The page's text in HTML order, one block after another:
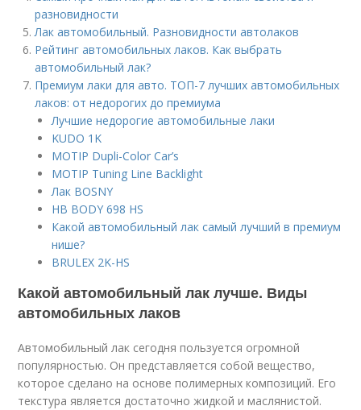
разновидности
Лак автомобильный. Разновидности автолаков
Рейтинг автомобильных лаков. Как выбрать
автомобильный лак?
Премиум лаки для авто. ТОП-7 лучших автомобильных
лаков: от недорогих до премиума
Лучшие недорогие автомобильные лаки
KUDO 1K
MOTIP Dupli-Color Car’s
MOTIP Tuning Line Backlight
Лак BOSNY
HB BODY 698 HS
Какой автомобильный лак самый лучший в премиум
нише?
BRULEX 2K-HS
Какой автомобильный лак лучше. Виды
автомобильных лаков
Автомобильный лак сегодня пользуется огромной
популярностью. Он представляется собой вещество,
которое сделано на основе полимерных композиций. Его
текстура является достаточно жидкой и маслянистой.